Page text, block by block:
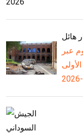
هائل
عبر